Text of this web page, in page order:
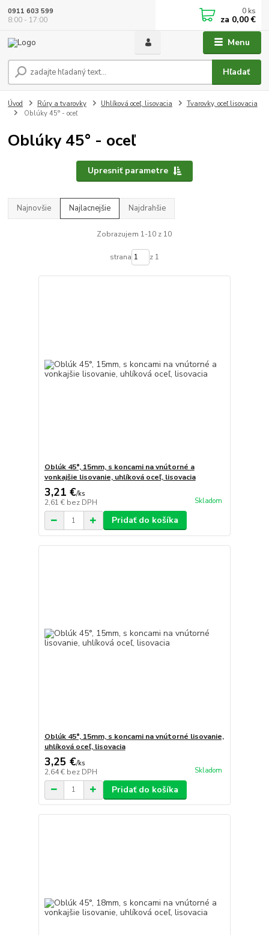
Menu
Hľadať
0911 603 599
8:00 - 17:00
0 ks
za 0,00 €
Úvod Rúry a tvarovky Uhlíková oceľ, lisovacia
Tvarovky, oceľ lisovacia
Oblúky 45° - oceľ
Oblúky 45° - oceľ
Upresniť parametre
Najnovšie Najlacnejšie Najdrahšie
Zobrazujem 1-10 z 10
strana z 1
Oblúk 45°, 15mm, s koncami na vnútorné a
vonkajšie lisovanie, uhlíková oceľ, lisovacia
3,21 €/ks
2,61 € bez DPH Skladom
Pridať do košíka
Oblúk 45°, 15mm, s koncami na vnútorné lisovanie,
uhlíková oceľ, lisovacia
3,25 €/ks
2,64 € bez DPH Skladom
Pridať do košíka